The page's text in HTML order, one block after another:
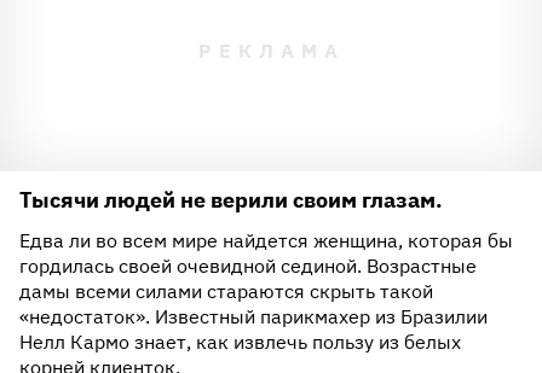
Тысячи людей не верили своим глазам.
Едва ли во всем мире найдется женщина, которая бы
гордилась своей очевидной сединой. Возрастные
дамы всеми силами стараются скрыть такой
«недостаток». Известный парикмахер из Бразилии
Нелл Кармо знает, как извлечь пользу из белых
корней клиенток.